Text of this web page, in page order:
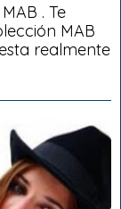
. Te
MAB
realmente